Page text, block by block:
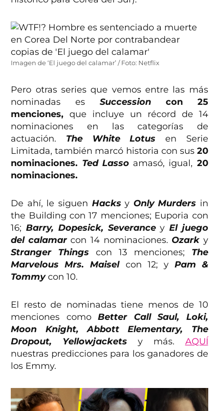
Imagen de ‘El juego del calamar’ / Foto: Netflix
Pero otras series que vemos entre las más
nominadas es Succession con 25
menciones, que incluye un récord de 14
nominaciones en las categorías de
actuación. The White Lotus en Serie
Limitada, también marcó historia con sus 20
nominaciones. Ted Lasso amasó, igual, 20
nominaciones.
De ahí, le siguen Hacksy Only Murders in
the Building con 17 menciones; Euporia con
16;Barry, Dopesick, Severancey El juego
del calamarcon 14 nominaciones. Ozarky
Stranger Things con 13 menciones; The
Marvelous Mrs. Maisel con 12; y Pam &
Tommycon 10.
El resto de nominadas tiene menos de 10
menciones comoBetter Call Saul, Loki,
Moon Knight, Abbott Elementary, The
Dropout, Yellowjackets y más. AQUÍ
nuestras predicciones para los ganadores de
los Emmy.